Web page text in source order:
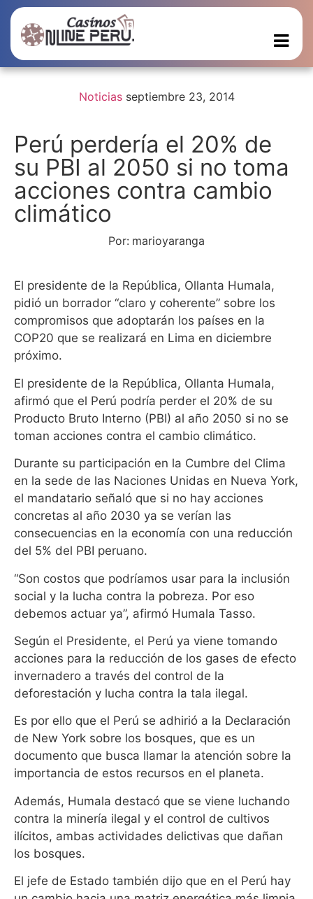
Noticias septiembre 23, 2014
Perú perdería el 20% de
su PBI al 2050 si no toma
acciones contra cambio
climático
Por: marioyaranga
El presidente de la República, Ollanta Humala,
pidió un borrador “claro y coherente” sobre los
compromisos que adoptarán los países en la
COP20 que se realizará en Lima en diciembre
próximo.
El presidente de la República, Ollanta Humala,
afirmó que el Perú podría perder el 20% de su
Producto Bruto Interno (PBI) al año 2050 si no se
toman acciones contra el cambio climático.
Durante su participación en la Cumbre del Clima
en la sede de las Naciones Unidas en Nueva York,
el mandatario señaló que si no hay acciones
concretas al año 2030 ya se verían las
consecuencias en la economía con una reducción
del 5% del PBI peruano.
“Son costos que podríamos usar para la inclusión
social y la lucha contra la pobreza. Por eso
debemos actuar ya”, afirmó Humala Tasso.
Según el Presidente, el Perú ya viene tomando
acciones para la reducción de los gases de efecto
invernadero a través del control de la
deforestación y lucha contra la tala ilegal.
Es por ello que el Perú se adhirió a la Declaración
de New York sobre los bosques, que es un
documento que busca llamar la atención sobre la
importancia de estos recursos en el planeta.
Además, Humala destacó que se viene luchando
contra la minería ilegal y el control de cultivos
ilícitos, ambas actividades delictivas que dañan
los bosques.
El jefe de Estado también dijo que en el Perú hay